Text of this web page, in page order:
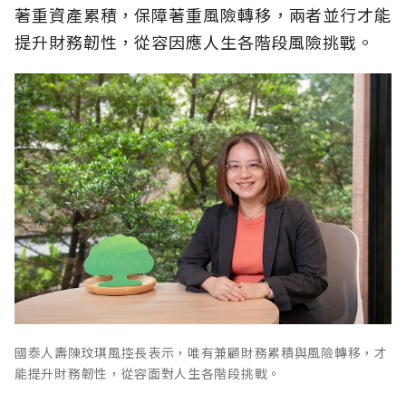
著重資產累積，保障著重風險轉移，兩者並行才能
提升財務韌性，從容因應人生各階段風險挑戰。
國泰人壽陳玟琪風控長表示，唯有兼顧財務累積與風險轉移，才
能提升財務韌性，從容面對人生各階段挑戰。